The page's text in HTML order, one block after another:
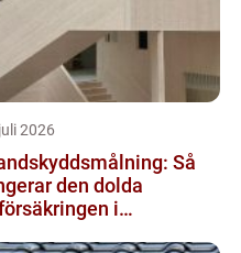
2026
Så
den dolda
i